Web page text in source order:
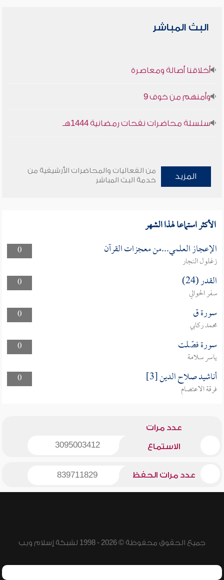
البث المباشر
أخلاقنا أصالة ومعاصرة
وأمنهم من خوف 9
سلسلة محاضرات نفحات رمضانية 1444هـ
المزيد
من الفعاليات والمحاضرات الأرشيفية من
خدمة البث المباشر
الأكثر استماعا لهذا الشهر
0 الإعجاز العلمي...من معجزات القرآن
زغلول النجار
0
القدر (24)
سفر الحوالي
0
سورة ق
محمد ركابي
0
سورة فصّلت
ياسر سلامة
0
أناشيد صلاح الدين [3]
فرقة الاعتصام
عدد مرات
الاستماع 3095003412
عدد مرات الحفظ 839711829
جميع الحقوق محفوظة © 2026 - 1998 لشبكة إسلام ويب